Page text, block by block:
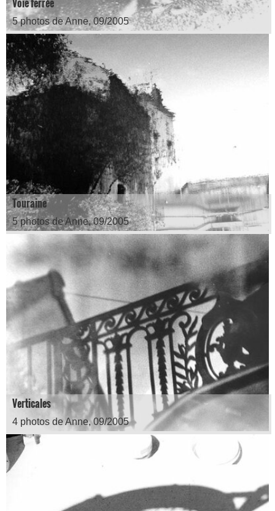
Voie ferrée
5 photos de Anne, 09/2005
Touraine
5 photos de Anne, 09/2005
Verticales
4 photos de Anne, 09/2005